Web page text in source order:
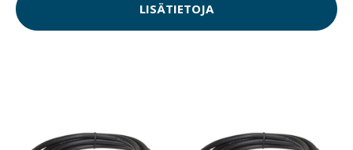
LISÄTIETOJA